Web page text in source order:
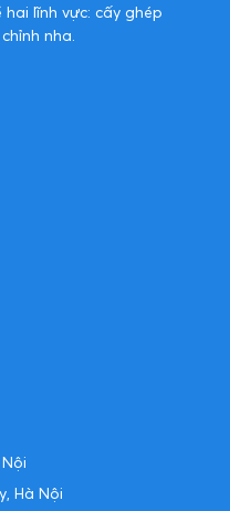
lĩnh vực: cấy ghép
nha.
Hà Nội